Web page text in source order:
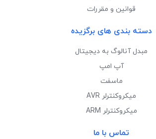
قوانین و مقررات
دسته بندی های برگزیده
مبدل آنالوگ به دیجیتال
آپ امپ
ماسفت
میکروکنترلر AVR
میکروکنترلر ARM
تماس با ما